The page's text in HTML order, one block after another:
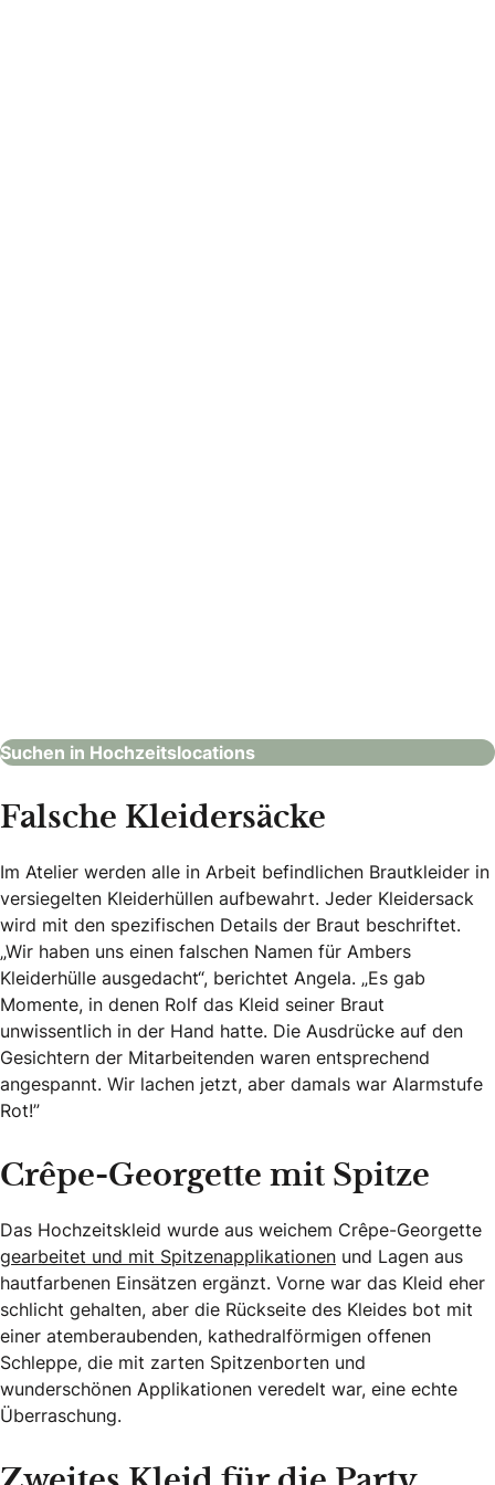
Suchen in Hochzeitslocations
Falsche Kleidersäcke
Im Atelier werden alle in Arbeit befindlichen Brautkleider in
versiegelten Kleiderhüllen aufbewahrt. Jeder Kleidersack
wird mit den spezifischen Details der Braut beschriftet.
„Wir haben uns einen falschen Namen für Ambers
Kleiderhülle ausgedacht“, berichtet Angela. „Es gab
Momente, in denen Rolf das Kleid seiner Braut
unwissentlich in der Hand hatte. Die Ausdrücke auf den
Gesichtern der Mitarbeitenden waren entsprechend
angespannt. Wir lachen jetzt, aber damals war Alarmstufe
Rot!”
Crêpe-Georgette mit Spitze
Das Hochzeitskleid wurde aus weichem Crêpe-Georgette
gearbeitet und mit Spitzenapplikationen und Lagen aus
hautfarbenen Einsätzen ergänzt. Vorne war das Kleid eher
schlicht gehalten, aber die Rückseite des Kleides bot mit
einer atemberaubenden, kathedralförmigen offenen
Schleppe, die mit zarten Spitzenborten und
wunderschönen Applikationen veredelt war, eine echte
Überraschung.